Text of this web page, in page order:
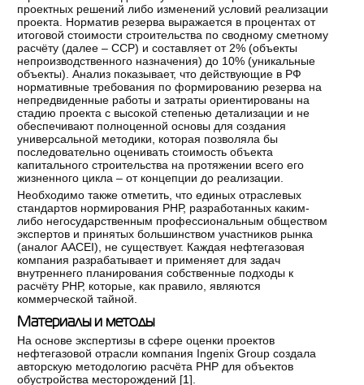
проектных решений либо изменений условий реализации
проекта. Норматив резерва выражается в процентах от
итоговой стоимости строительства по сводному сметному
расчёту (далее – ССР) и составляет от 2% (объекты
непроизводственного назначения) до 10% (уникальные
объекты). Анализ показывает, что действующие в РФ
нормативные требования по формированию резерва на
непредвиденные работы и затраты ориентированы на
стадию проекта с высокой степенью детализации и не
обеспечивают полноценной основы для создания
универсальной методики, которая позволяла бы
последовательно оценивать стоимость объекта
капитального строительства на протяжении всего его
жизненного цикла – от концепции до реализации.
Необходимо также отметить, что единых отраслевых
стандартов нормирования РНР, разработанных каким-
либо негосударственным профессиональным обществом
экспертов и принятых большинством участников рынка
(аналог AACEI), не существует. Каждая нефтегазовая
компания разрабатывает и применяет для задач
внутреннего планирования собственные подходы к
расчёту РНР, которые, как правило, являются
коммерческой тайной.
Материалы и методы
На основе экспертизы в сфере оценки проектов
нефтегазовой отрасли компания Ingenix Group создала
авторскую методологию расчёта РНР для объектов
обустройства месторождений [1].